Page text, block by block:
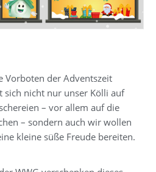
Vorboten der Adventszeit
sich nicht nur unser Kölli auf
– vor allem auf die
– sondern auch wir wollen
kleine süße Freude bereiten.